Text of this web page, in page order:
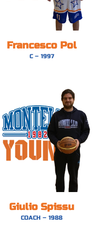
Francesco Pol
C – 1997
Giulio Spissu
COACH – 1988